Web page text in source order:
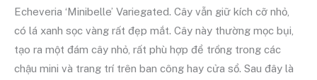
Echeveria ‘Minibelle’ Variegated. Cây vẫn giữ kích cỡ nhỏ,
có lá xanh sọc vàng rất đẹp mắt. Cây này thường mọc bụi,
tạo ra một đám cây nhỏ, rất phù hợp để trồng trong các
chậu mini và trang trí trên ban công hay cửa sổ. Sau đây là